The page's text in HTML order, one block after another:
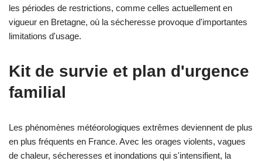
les périodes de restrictions, comme celles actuellement en
vigueur en Bretagne, où la sécheresse provoque d'importantes
limitations d'usage.
Kit de survie et plan d'urgence
familial
Les phénomènes météorologiques extrêmes deviennent de plus
en plus fréquents en France. Avec les orages violents, vagues
de chaleur, sécheresses et inondations qui s'intensifient, la